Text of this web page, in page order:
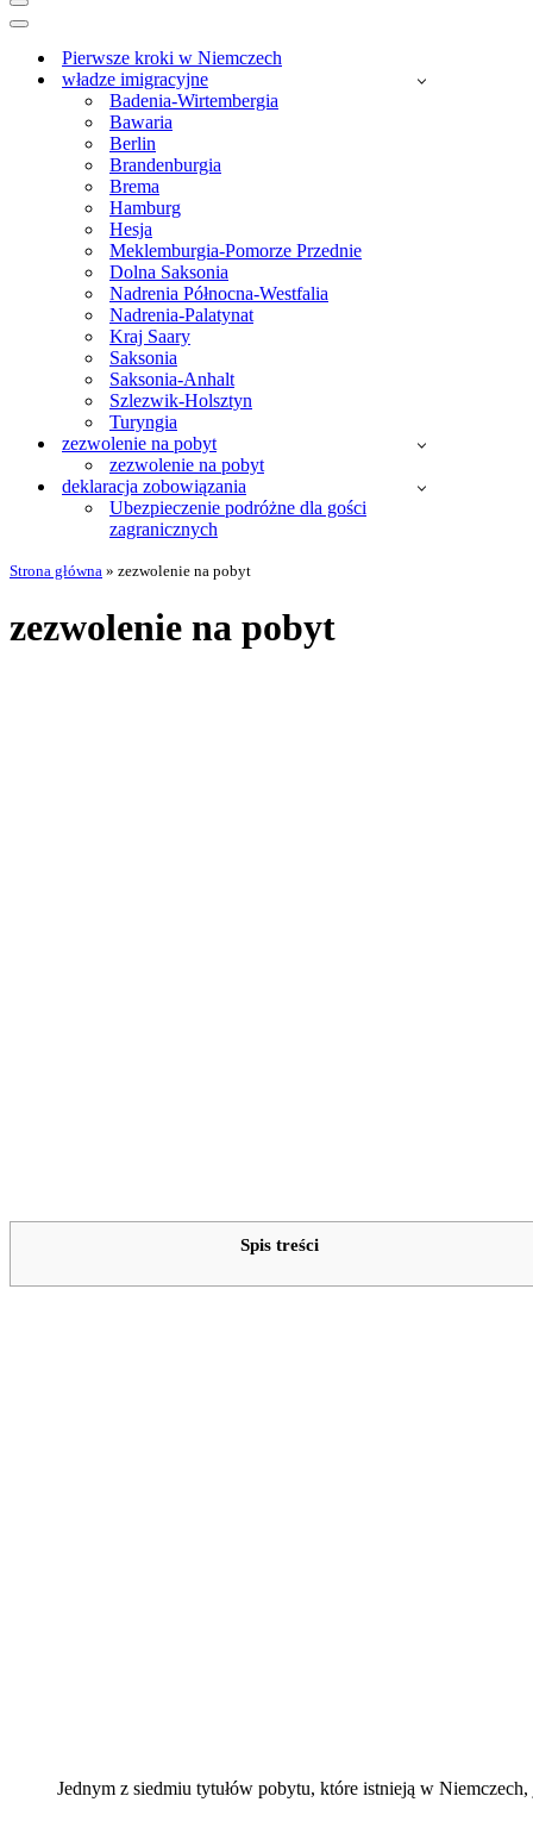
Menu
nawigacji
Menu
nawigacjiPierwsze kroki w Niemczech
władze imigracyjne
Badenia-Wirtembergia
Bawaria
Berlin
Brandenburgia
Brema
Hamburg
Hesja
Meklemburgia-Pomorze Przednie
Dolna Saksonia
Nadrenia Północna-Westfalia
Nadrenia-Palatynat
Kraj Saary
Saksonia
Saksonia-Anhalt
Szlezwik-Holsztyn
Turyngia
zezwolenie na pobyt
zezwolenie na pobyt
deklaracja zobowiązania
Ubezpieczenie podróżne dla gości
zagranicznych
Strona główna » zezwolenie na pobyt
zezwolenie na pobyt
Spis treści
Jednym z siedmiu tytułów pobytu, które istnieją w